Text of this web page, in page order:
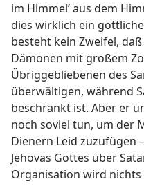
im Himmel’ aus dem
dies wirklich ein
besteht kein Zweifel,
Dämonen mit großem
Übriggebliebenen des
überwältigen, während
beschränkt ist. Aber er
noch soviel tun, um der
Dienern Leid zuzufügen
Jehovas Gottes über
Organisation wird